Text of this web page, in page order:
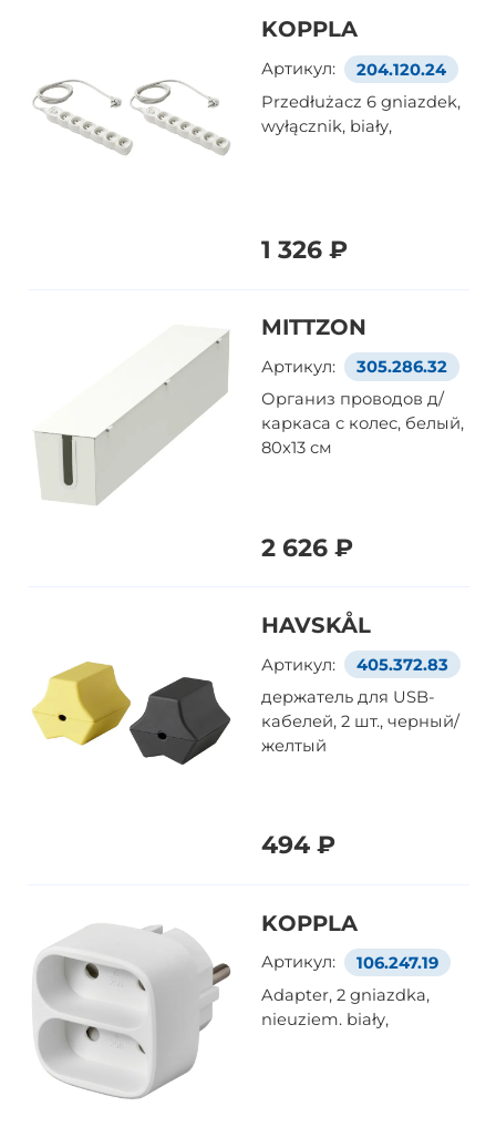
KOPPLA
Артикул:
204.120.24
Przedłużacz 6 gniazdek,
wyłącznik, biały,
1 326 ₽
MITTZON
Артикул:
305.286.32
Организ проводов д/
каркаса с колес, белый,
80x13 см
2 626 ₽
HAVSKÅL
Артикул:
405.372.83
держатель для USB-
кабелей, 2 шт., черный/
желтый
494 ₽
KOPPLA
Артикул:
106.247.19
Adapter, 2 gniazdka,
nieuziem. biały,